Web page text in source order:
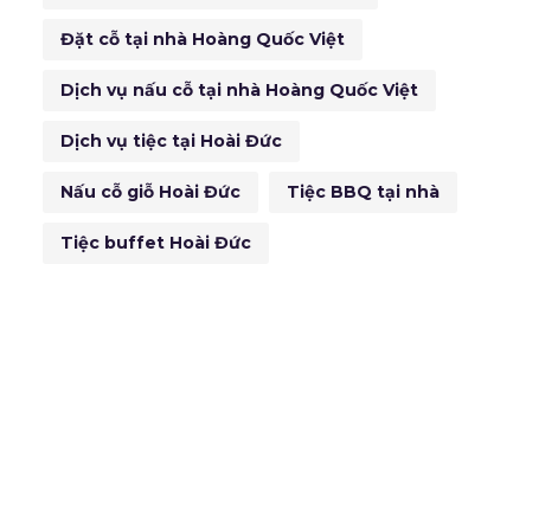
Đặt cỗ tại nhà Hoàng Quốc Việt
Dịch vụ nấu cỗ tại nhà Hoàng Quốc Việt
Dịch vụ tiệc tại Hoài Đức
Nấu cỗ giỗ Hoài Đức Tiệc BBQ tại nhà
Tiệc buffet Hoài Đức